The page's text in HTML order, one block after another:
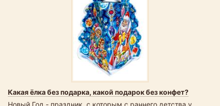
Какая ёлка без подарка, какой подарок без конфет?
Новый Год - праздник, с которым с раннего детства у